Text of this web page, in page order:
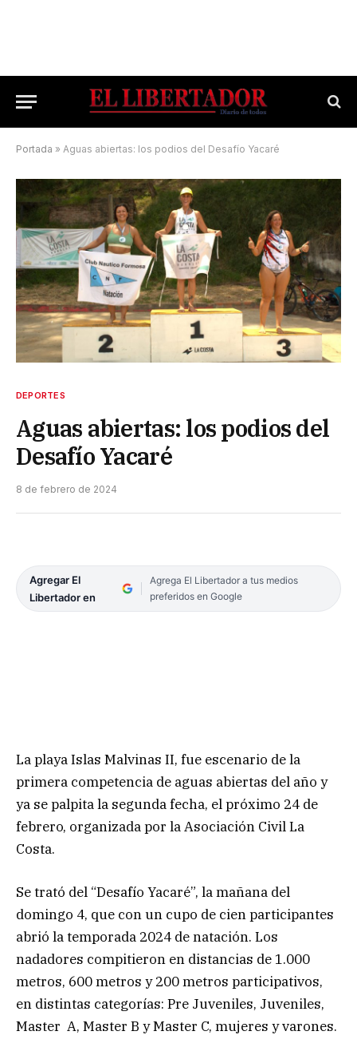
Portada » Aguas abiertas: los podios del Desafío Yacaré
DEPORTES
Aguas abiertas: los podios del
Desafío Yacaré
8 de febrero de 2024
Agregar El
Libertador en
Agrega El Libertador a tus medios
preferidos en Google
La playa Islas Malvinas II, fue escenario de la
primera competencia de aguas abiertas del año y
ya se palpita la segunda fecha, el próximo 24 de
febrero, organizada por la Asociación Civil La
Costa.
Se trató del “Desafío Yacaré”, la mañana del
domingo 4, que con un cupo de cien participantes
abrió la temporada 2024 de natación. Los
nadadores compitieron en distancias de 1.000
metros, 600 metros y 200 metros participativos,
en distintas categorías: Pre Juveniles, Juveniles,
Master A, Master B y Master C, mujeres y varones.